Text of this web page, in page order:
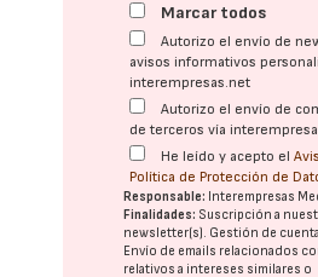
Marcar todos
Autorizo el envío de
avisos informativos
interempresas.net
Autorizo el envío de
de terceros vía
He leído y acepto el
Política de Protección de
Responsable: Interempresas
Finalidades: Suscripción a
newsletter(s). Gestión de
Envío de emails relacionados
relativos a intereses similares o